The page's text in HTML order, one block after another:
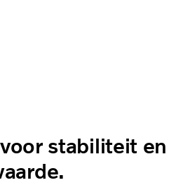
stabiliteit en